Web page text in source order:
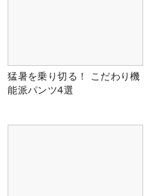
猛暑を乗り切る！ こだわり機
能派パンツ4選